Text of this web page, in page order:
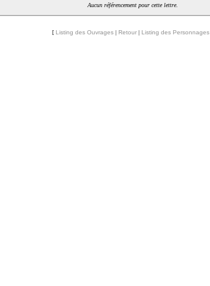
Aucun référencement pour cette lettre.
[ Listing des Ouvrages | Retour | Listing des Personnages